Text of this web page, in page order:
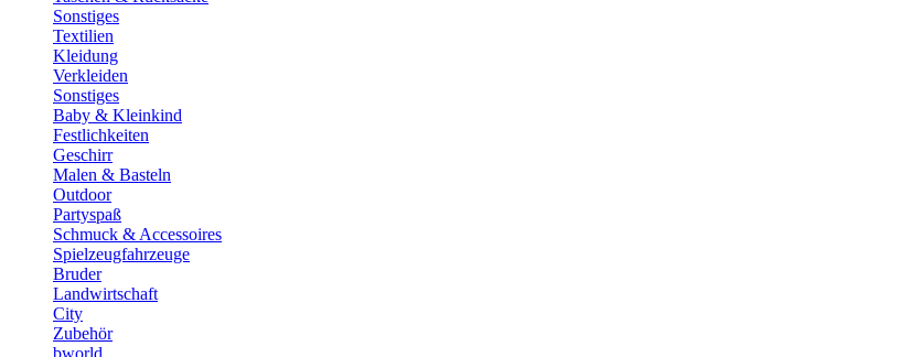
Sonstiges
Textilien
Kleidung
Verkleiden
Sonstiges
Baby & Kleinkind
Festlichkeiten
Geschirr
Malen & Basteln
Outdoor
Partyspaß
Schmuck & Accessoires
Spielzeugfahrzeuge
Bruder
Landwirtschaft
City
Zubehör
bworld